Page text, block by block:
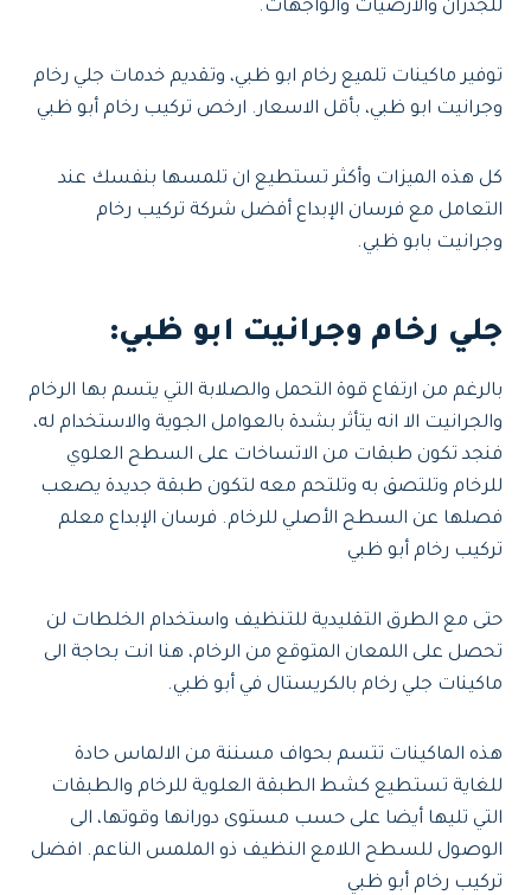
للجدران والارضيات والواجهات.
توفير ماكينات تلميع رخام ابو ظبي، وتقديم خدمات جلي رخام
وجرانيت ابو ظبي، بأقل الاسعار. ارخص تركيب رخام أبو ظبي
كل هذه الميزات وأكثر تستطيع ان تلمسها بنفسك عند
التعامل مع فرسان الإبداع أفضل شركة تركيب رخام
وجرانيت بابو ظبي.
جلي رخام وجرانيت ابو ظبي:
بالرغم من ارتفاع قوة التحمل والصلابة التي يتسم بها الرخام
والجرانيت الا انه يتأثر بشدة بالعوامل الجوية والاستخدام له،
فنجد تكون طبقات من الاتساخات على السطح العلوي
للرخام وتلتصق به وتلتحم معه لتكون طبقة جديدة يصعب
فصلها عن السطح الأصلي للرخام. فرسان الإبداع معلم
تركيب رخام أبو ظبي
حتى مع الطرق التقليدية للتنظيف واستخدام الخلطات لن
تحصل على اللمعان المتوقع من الرخام، هنا انت بحاجة الى
ماكينات جلي رخام بالكريستال في أبو ظبي.
هذه الماكينات تتسم بحواف مسننة من الالماس حادة
للغاية تستطيع كشط الطبقة العلوية للرخام والطبقات
التي تليها أيضا على حسب مستوى دورانها وقوتها، الى
الوصول للسطح اللامع النظيف ذو الملمس الناعم. افضل
تركيب رخام أبو ظبي